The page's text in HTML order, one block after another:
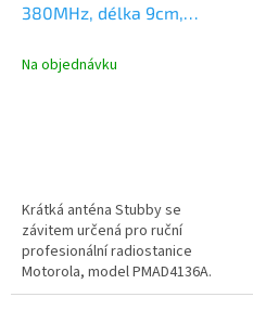
380MHz, délka 9cm,
DP3441, DP4000, R2, R7
Na objednávku
Krátká anténa Stubby se
závitem určená pro ruční
profesionální radiostanice
Motorola, model PMAD4136A.
Kmitočtový rozsah 350-380MHz,